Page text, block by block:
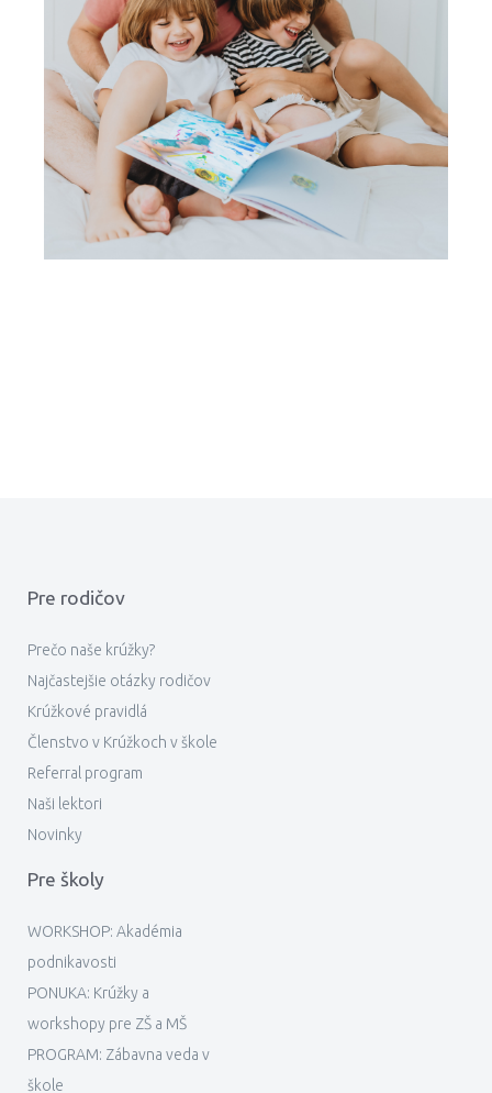
Pre rodičov
Prečo naše krúžky?
Najčastejšie otázky rodičov
Krúžkové pravidlá
Členstvo v Krúžkoch v škole
Referral program
Naši lektori
Novinky
Pre školy
WORKSHOP: Akadémia
podnikavosti
PONUKA: Krúžky a
workshopy pre ZŠ a MŠ
PROGRAM: Zábavna veda v
škole